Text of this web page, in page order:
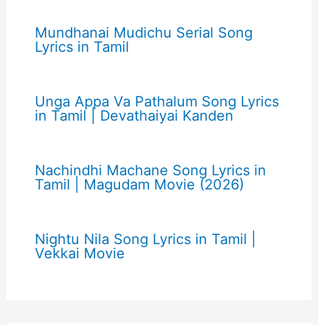
Mundhanai Mudichu Serial Song
Lyrics in Tamil
Unga Appa Va Pathalum Song Lyrics
in Tamil | Devathaiyai Kanden
Nachindhi Machane Song Lyrics in
Tamil | Magudam Movie (2026)
Nightu Nila Song Lyrics in Tamil |
Vekkai Movie